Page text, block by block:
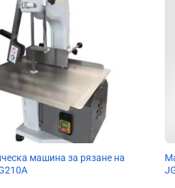
машина за рязане на